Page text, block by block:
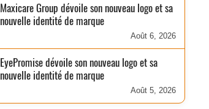
Maxicare Group dévoile son nouveau logo et sa
nouvelle identité de marque
Août 6, 2026
EyePromise dévoile son nouveau logo et sa
nouvelle identité de marque
Août 5, 2026